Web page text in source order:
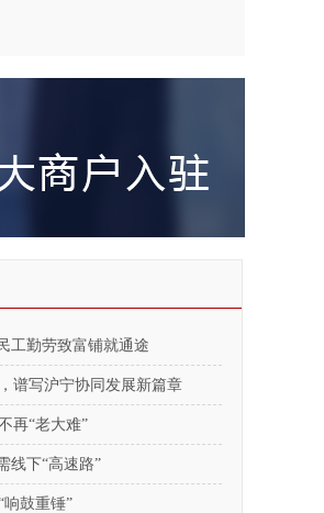
工勤劳致富铺就通途
谱写沪宁协同发展新篇章
再“老大难”
线下“高速路”
鼓重锤”